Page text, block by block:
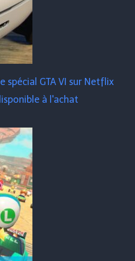
spécial GTA VI sur Netflix
à l'achat